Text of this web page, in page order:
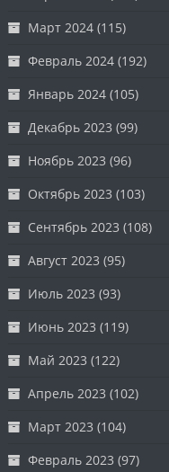
Март 2024 (115)
Февраль 2024 (192)
Январь 2024 (105)
Декабрь 2023 (99)
Ноябрь 2023 (96)
Октябрь 2023 (103)
Сентябрь 2023 (108)
Август 2023 (95)
Июль 2023 (93)
Июнь 2023 (119)
Май 2023 (122)
Апрель 2023 (102)
Март 2023 (104)
Февраль 2023 (97)